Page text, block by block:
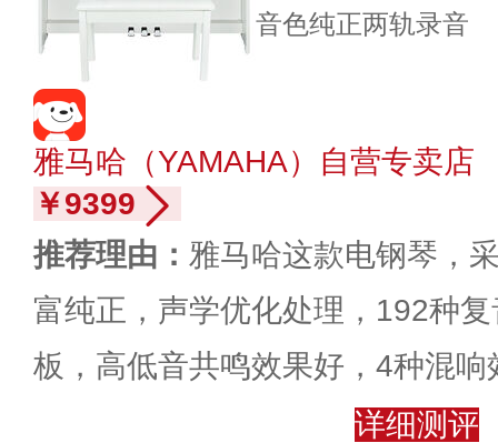
音色纯正两轨录音
雅马哈（YAMAHA）自营专卖店
￥9399
推荐理由： 雅马哈这款电钢琴，
富纯正，声学优化处理，192种
板，高低音共鸣效果好，4种混
详细测评